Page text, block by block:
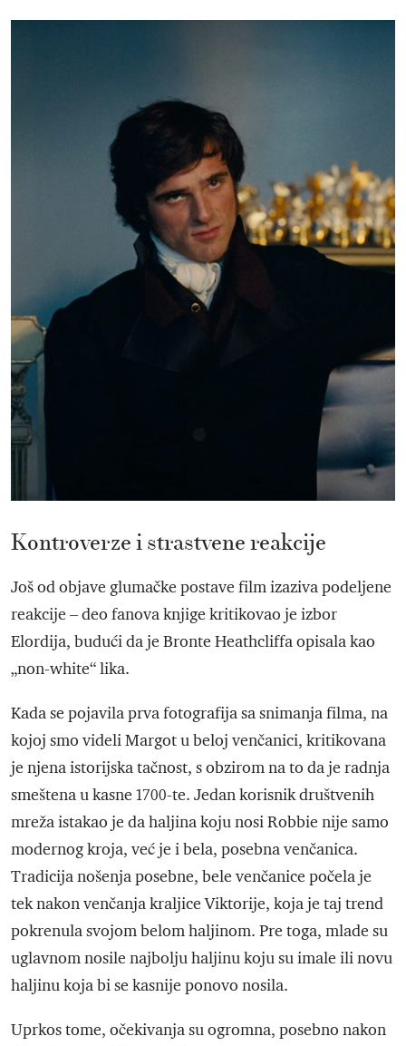
Kontroverze i strastvene reakcije
Još od objave glumačke postave film izaziva podeljene
reakcije – deo fanova knjige kritikovao je izbor
Elordija, budući da je Bronte Heathcliffa opisala kao
„non-white“ lika.
Kada se pojavila prva fotografija sa snimanja filma, na
kojoj smo videli Margot u beloj venčanici, kritikovana
je njena istorijska tačnost, s obzirom na to da je radnja
smeštena u kasne 1700-te. Jedan korisnik društvenih
mreža istakao je da haljina koju nosi Robbie nije samo
modernog kroja, već je i bela, posebna venčanica.
Tradicija nošenja posebne, bele venčanice počela je
tek nakon venčanja kraljice Viktorije, koja je taj trend
pokrenula svojom belom haljinom. Pre toga, mlade su
uglavnom nosile najbolju haljinu koju su imale ili novu
haljinu koja bi se kasnije ponovo nosila.
Uprkos tome, očekivanja su ogromna, posebno nakon